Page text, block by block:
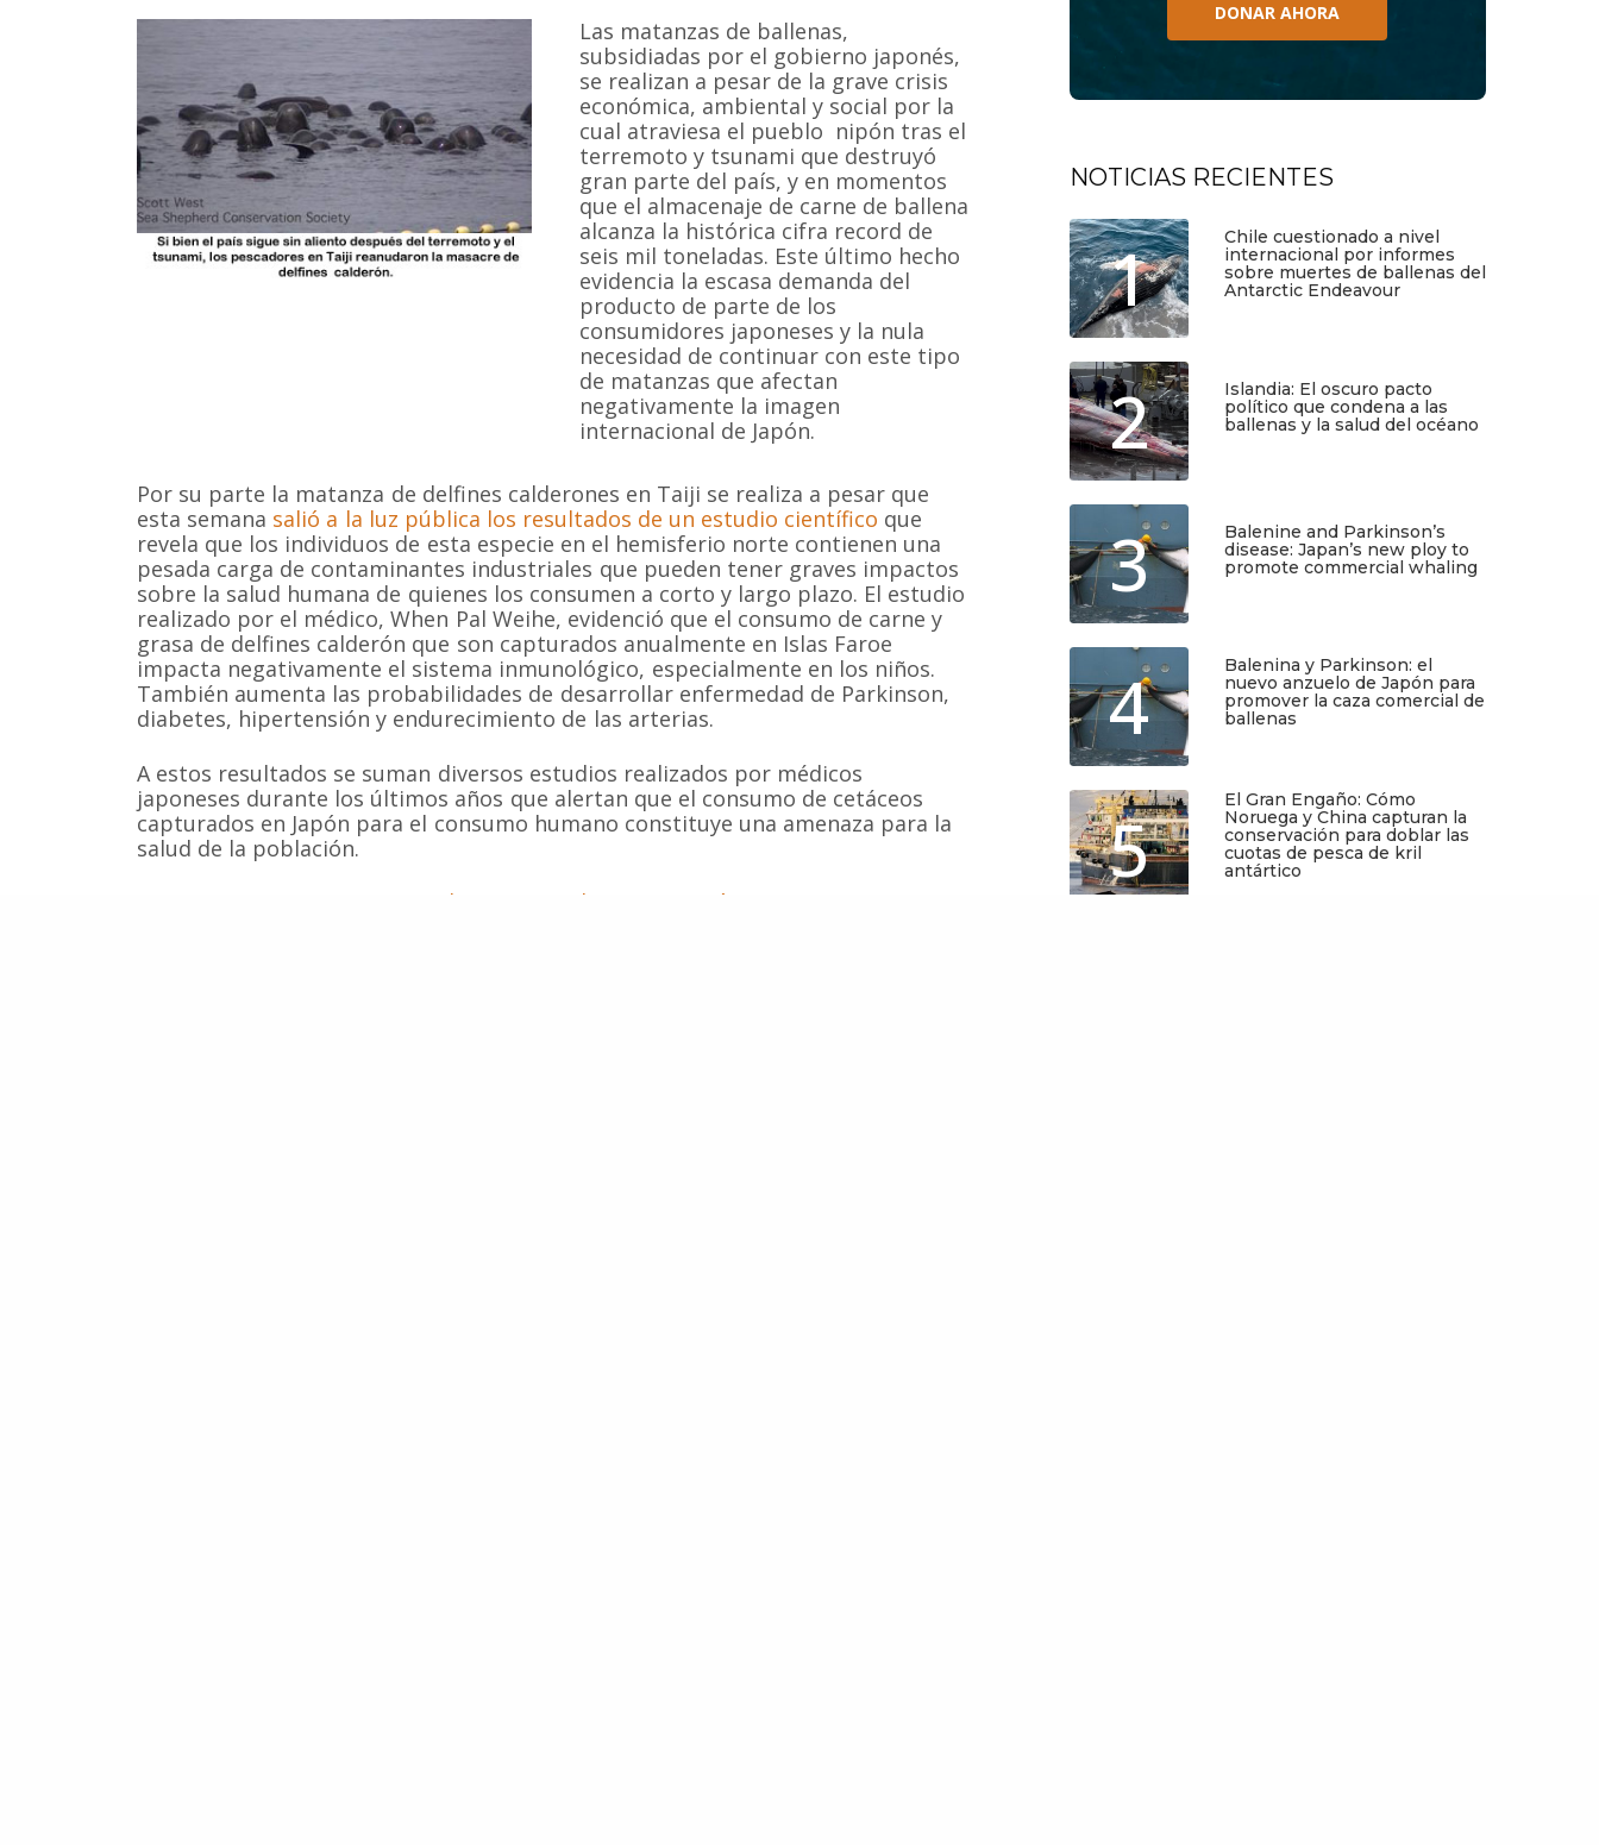
Las matanzas de ballenas,
subsidiadas por el gobierno japonés,
se realizan a pesar de la grave crisis
económica, ambiental y social por la
cual atraviesa el pueblo nipón tras el
terremoto y tsunami que destruyó
gran parte del país, y en momentos
que el almacenaje de carne de ballena
alcanza la histórica cifra record de
seis mil toneladas. Este último hecho
evidencia la escasa demanda del
producto de parte de los
consumidores japoneses y la nula
necesidad de continuar con este tipo
de matanzas que afectan
negativamente la imagen
internacional de Japón.
Por su parte la matanza de delfines calderones en Taiji se realiza a pesar que
esta semana salió a la luz pública los resultados de un estudio científico que
revela que los individuos de esta especie en el hemisferio norte contienen una
pesada carga de contaminantes industriales que pueden tener graves impactos
sobre la salud humana de quienes los consumen a corto y largo plazo. El estudio
realizado por el médico, When Pal Weihe, evidenció que el consumo de carne y
grasa de delfines calderón que son capturados anualmente en Islas Faroe
impacta negativamente el sistema inmunológico, especialmente en los niños.
También aumenta las probabilidades de desarrollar enfermedad de Parkinson,
diabetes, hipertensión y endurecimiento de las arterias.
A estos resultados se suman diversos estudios realizados por médicos
japoneses durante los últimos años que alertan que el consumo de cetáceos
capturados en Japón para el consumo humano constituye una amenaza para la
salud de la población.
Nunatsiaq Online Centro de Conservación Cetacea
DONAR AHORA
NOTICIAS RECIENTES
1
Chile cuestionado a nivel
internacional por informes
sobre muertes de ballenas del
Antarctic Endeavour
2
Islandia: El oscuro pacto
político que condena a las
ballenas y la salud del océano
3
Balenine and Parkinson’s
disease: Japan’s new ploy to
promote commercial whaling
4
Balenina y Parkinson: el
nuevo anzuelo de Japón para
promover la caza comercial de
ballenas
5
El Gran Engaño: Cómo
Noruega y China capturan la
conservación para doblar las
cuotas de pesca de kril
antártico
Somos una organización no gubernamental chilena y sin fines de
lucro que trabaja activamente en la conservación de las especies de
cetáceos y sus ecosistemas acuáticos en Chile y el Hemisferio Sur.
Correo: Casilla 19178, Lo Castillo, Vitacura, Santiago de Chile.
Fono-fax: (56 2) 228 2910
MAPA DEL SITIO
Inicio
Proyectos
Quiénes somos
Noticias
Contacto
Cetaceos de Chile
Regístrate y recibirás gratis en tu
correo nuestra Guía de Identificación
de Pequeños Cetáceos de Chile, así
como nuestro boletín de novedades y
noticias cada mes.
Quiero Suscribirme
© 2020Estudio Ajolote | Todos los derechos reservados.